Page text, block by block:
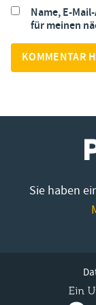
Name, E-
für meinen
Sie haben